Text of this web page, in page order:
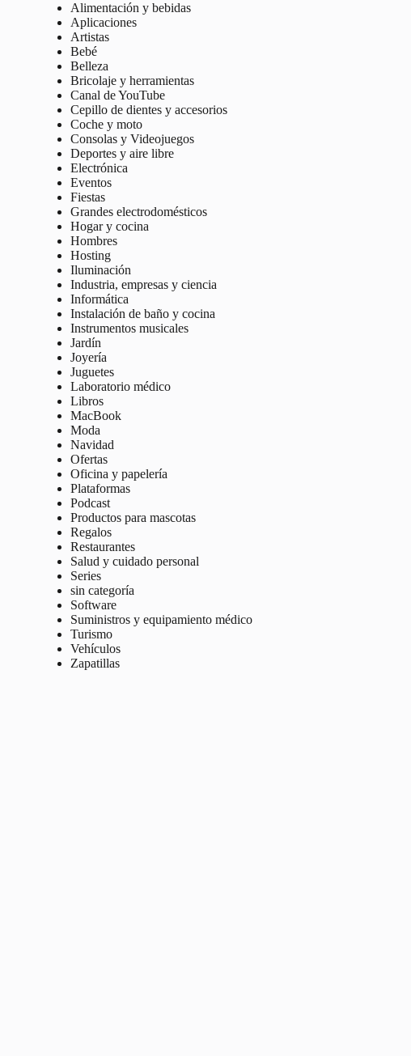
Alimentación y bebidas
Aplicaciones
Artistas
Bebé
Belleza
Bricolaje y herramientas
Canal de YouTube
Cepillo de dientes y accesorios
Coche y moto
Consolas y Videojuegos
Deportes y aire libre
Electrónica
Eventos
Fiestas
Grandes electrodomésticos
Hogar y cocina
Hombres
Hosting
Iluminación
Industria, empresas y ciencia
Informática
Instalación de baño y cocina
Instrumentos musicales
Jardín
Joyería
Juguetes
Laboratorio médico
Libros
MacBook
Moda
Navidad
Ofertas
Oficina y papelería
Plataformas
Podcast
Productos para mascotas
Regalos
Restaurantes
Salud y cuidado personal
Series
sin categoría
Software
Suministros y equipamiento médico
Turismo
Vehículos
Zapatillas